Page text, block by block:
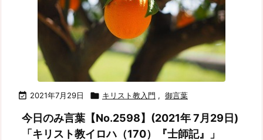
 2021年7月29日  キリスト教入門 , 御言葉
今日のみ言葉【No.2598】(2021年 7月29日)
「キリスト教イロハ（170）『士師記』」